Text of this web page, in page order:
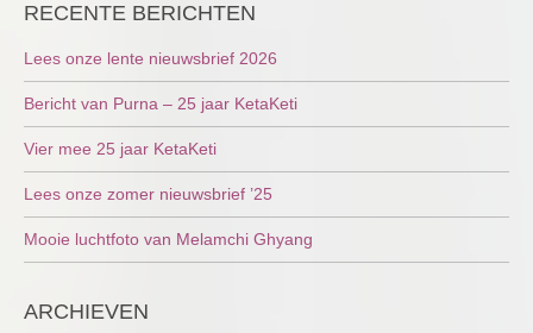
RECENTE BERICHTEN
Lees onze lente nieuwsbrief 2026
Bericht van Purna – 25 jaar KetaKeti
Vier mee 25 jaar KetaKeti
Lees onze zomer nieuwsbrief ’25
Mooie luchtfoto van Melamchi Ghyang
ARCHIEVEN